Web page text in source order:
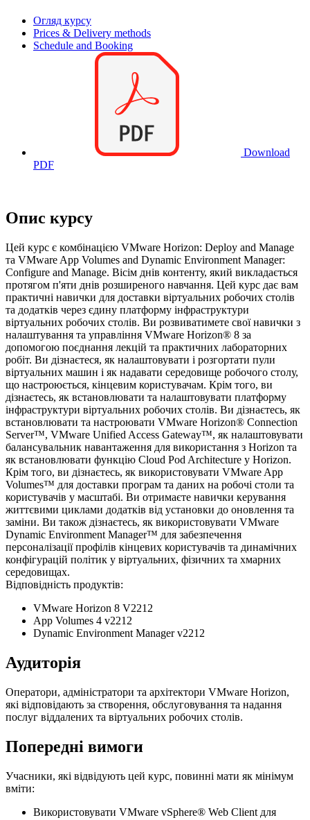
Огляд курсу
Prices & Delivery methods
Schedule and Booking
Download
PDF
Опис курсу
Цей курс є комбінацією VMware Horizon: Deploy and Manage
та VMware App Volumes and Dynamic Environment Manager:
Configure and Manage. Вісім днів контенту, який викладається
протягом п'яти днів розширеного навчання. Цей курс дає вам
практичні навички для доставки віртуальних робочих столів
та додатків через єдину платформу інфраструктури
віртуальних робочих столів. Ви розвиватимете свої навички з
налаштування та управління VMware Horizon® 8 за
допомогою поєднання лекцій та практичних лабораторних
робіт. Ви дізнаєтеся, як налаштовувати і розгортати пули
віртуальних машин і як надавати середовище робочого столу,
що настроюється, кінцевим користувачам. Крім того, ви
дізнаєтесь, як встановлювати та налаштовувати платформу
інфраструктури віртуальних робочих столів. Ви дізнаєтесь, як
встановлювати та настроювати VMware Horizon® Connection
Server™, VMware Unified Access Gateway™, як налаштовувати
балансувальник навантаження для використання з Horizon та
як встановлювати функцію Cloud Pod Architecture у Horizon.
Крім того, ви дізнаєтесь, як використовувати VMware App
Volumes™ для доставки програм та даних на робочі столи та
користувачів у масштабі. Ви отримаєте навички керування
життєвими циклами додатків від установки до оновлення та
заміни. Ви також дізнаєтесь, як використовувати VMware
Dynamic Environment Manager™ для забезпечення
персоналізації профілів кінцевих користувачів та динамічних
конфігурацій політик у віртуальних, фізичних та хмарних
середовищах.
Відповідність продуктів:
VMware Horizon 8 V2212
App Volumes 4 v2212
Dynamic Environment Manager v2212
Аудиторія
Оператори, адміністратори та архітектори VMware Horizon,
які відповідають за створення, обслуговування та надання
послуг віддалених та віртуальних робочих столів.
Попередні вимоги
Учасники, які відвідують цей курс, повинні мати як мінімум
вміти:
Використовувати VMware vSphere® Web Client для